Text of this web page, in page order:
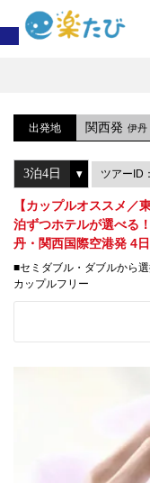
出発地 関西発 伊丹
ツアーID
【カップルオススメ／
泊ずつホテルが選べる
丹・関西国際空港発 4
■セミダブル・ダブルから
カップルフリー